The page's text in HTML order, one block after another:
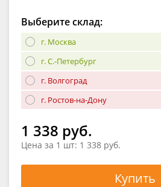
Выберите склад:
г. Москва
г. С.-Петербург
г. Волгоград
г. Ростов-на-Дону
1 338 руб.
Цена за 1 шт: 1 338 руб.
Купить